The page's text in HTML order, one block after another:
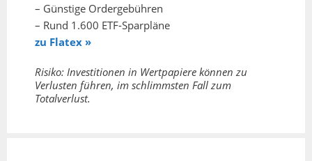
– Günstige Ordergebühren
– Rund 1.600 ETF-Sparpläne
zu Flatex »
Risiko: Investitionen in Wertpapiere können zu
Verlusten führen, im schlimmsten Fall zum
Totalverlust.